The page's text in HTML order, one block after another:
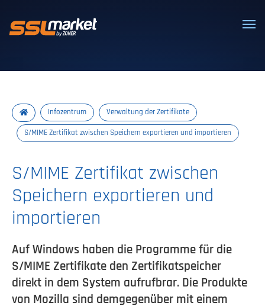
Vertrauenswürdige SSL/TLS-
Infozentrum Verwaltung der Zertifikate
S/MIME Zertifikat zwischen Speichern exportieren und importieren
S/MIME Zertifikat zwischen
Speichern exportieren und
importieren
Auf Windows haben die Programme für die
S/MIME Zertifikate den Zertifikatspeicher
direkt in dem System aufrufbrar. Die Produkte
von Mozilla sind demgegenüber mit einem